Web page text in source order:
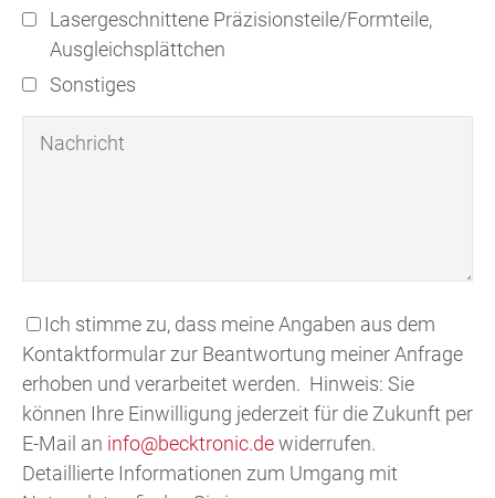
Lasergeschnittene Präzisionsteile/Formteile,
Ausgleichsplättchen
Sonstiges
Ich stimme zu, dass meine Angaben aus dem
Kontaktformular zur Beantwortung meiner Anfrage
erhoben und verarbeitet werden. Hinweis: Sie
können Ihre Einwilligung jederzeit für die Zukunft per
E-Mail an info@becktronic.dewiderrufen.
Detaillierte Informationen zum Umgang mit